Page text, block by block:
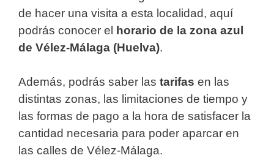
de hacer una visita a esta localidad, aquí
podrás conocer el horario de la zona azul
de Vélez-Málaga (Huelva).
Además, podrás saber las tarifas en las
distintas zonas, las limitaciones de tiempo y
las formas de pago a la hora de satisfacer la
cantidad necesaria para poder aparcar en
las calles de Vélez-Málaga.